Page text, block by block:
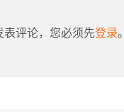
表评论，您必须先登录。